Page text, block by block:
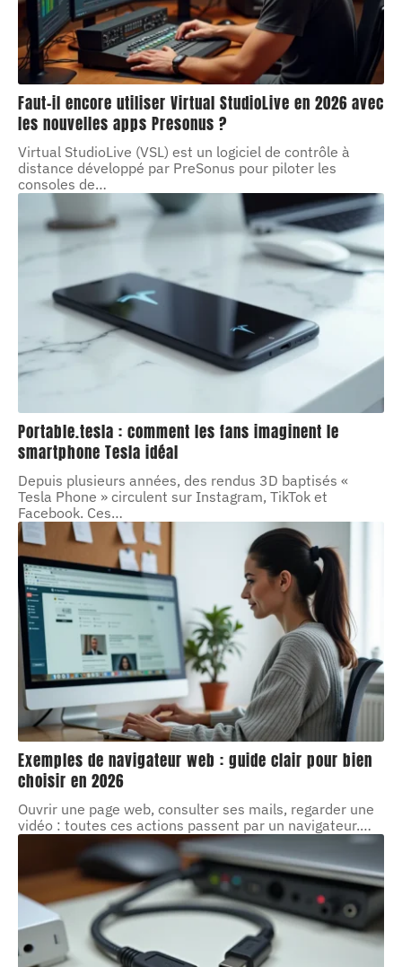
Faut-il encore utiliser Virtual StudioLive en 2026 avec
les nouvelles apps Presonus ?
Virtual StudioLive (VSL) est un logiciel de contrôle à
distance développé par PreSonus pour piloter les
consoles de…
Portable.tesla : comment les fans imaginent le
smartphone Tesla idéal
Depuis plusieurs années, des rendus 3D baptisés «
Tesla Phone » circulent sur Instagram, TikTok et
Facebook. Ces…
Exemples de navigateur web : guide clair pour bien
choisir en 2026
Ouvrir une page web, consulter ses mails, regarder une
vidéo : toutes ces actions passent par un navigateur.…